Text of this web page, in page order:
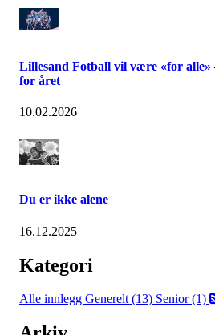
Lillesand Fotball vil være «for alle»
for året
10.02.2026
Du er ikke alene
16.12.2025
Kategori
Alle innlegg Generelt (13) Senior (1)